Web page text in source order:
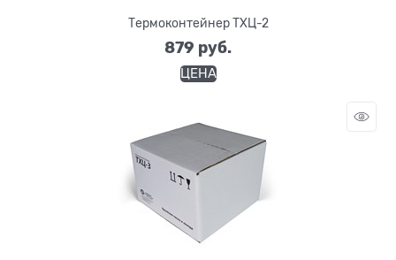
Термоконтейнер ТХЦ-2
879 руб.
ЦЕНА